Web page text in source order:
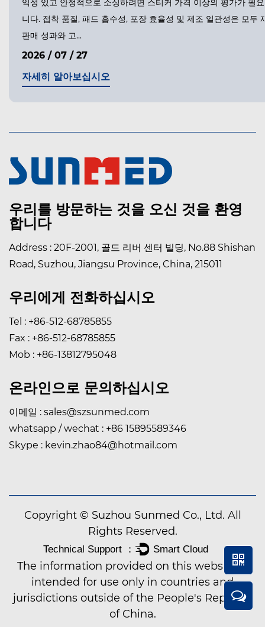
익성 있고 안정적으로 소싱하려면 스티커 가격 이상의 평가가 필
니다. 접착 품질, 패드 흡수성, 포장 효율성 및 제조 일관성은 모두
판매 성과와 고...
2026 / 07 / 27
자세히 알아보십시오
우리를 방문하는 것을 오신 것을 환영
합니다
Address : 20F-2001, 골드 리버 센터 빌딩, No.88 Shishan
Road, Suzhou, Jiangsu Province, China, 215011
우리에게 전화하십시오
Tel : +86-512-68785855
Fax : +86-512-68785855
Mob : +86-13812795048
온라인으로 문의하십시오
이메일 : sales@szsunmed.com
whatsapp / wechat : +86 15895589346
Skype : kevin.zhao84@hotmail.com
Copyright © Suzhou Sunmed Co., Ltd. All
Rights Reserved.
The information provided on this website is
intended for use only in countries and
jurisdictions outside of the People's Republic
of China.